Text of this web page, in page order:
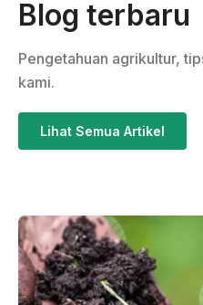
Blog terbaru
Pengetahuan agrikultur,
kami.
Lihat Semua Artikel